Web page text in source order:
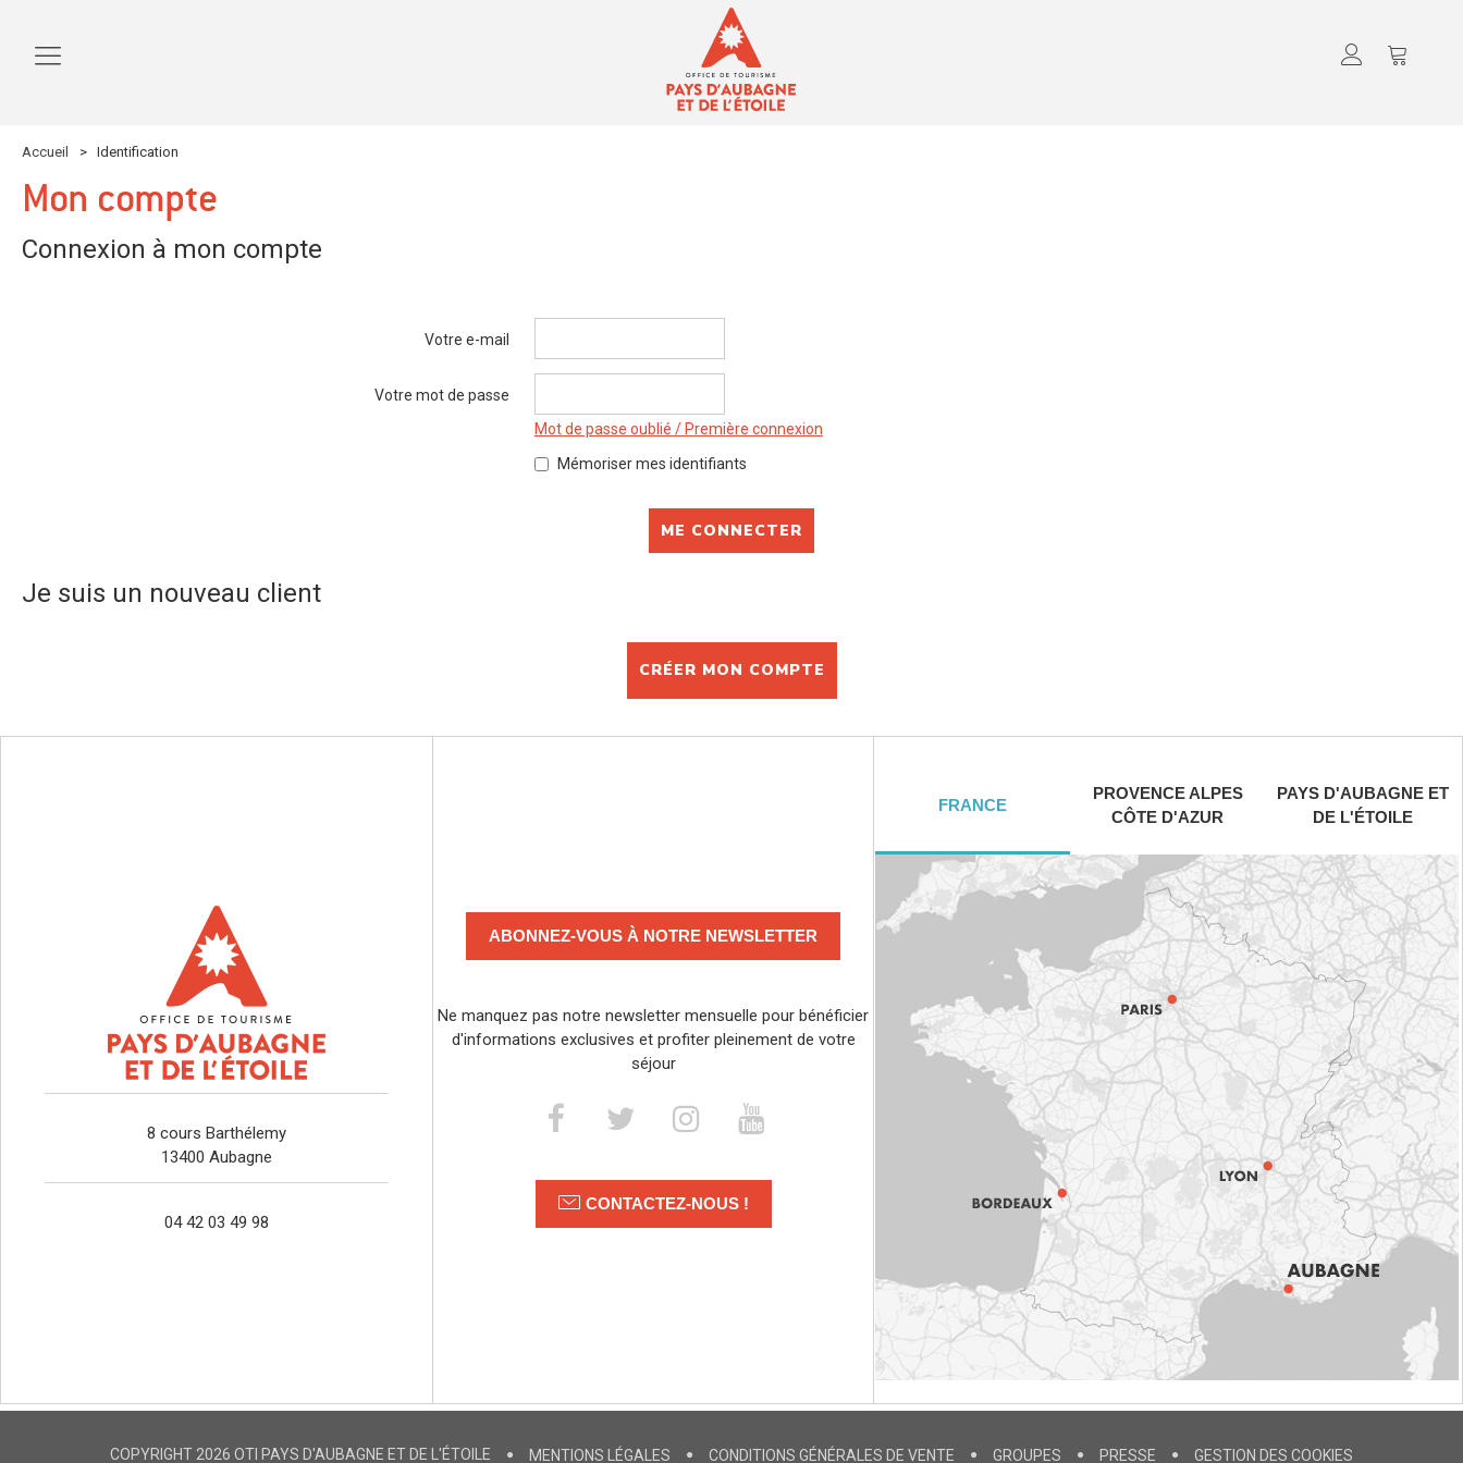
Accueil > Identification
Mon compte
Connexion à mon compte
Votre e-mail
Votre mot de passe
Mot de passe oublié / Première connexion
Mémoriser mes identifiants
Je suis un nouveau client
CRÉER MON COMPTE
8 cours Barthélemy
13400 Aubagne
04 42 03 49 98
ABONNEZ-VOUS À NOTRE NEWSLETTER
Ne manquez pas notre newsletter mensuelle pour bénéficier
d'informations exclusives et profiter pleinement de votre
séjour
CONTACTEZ-NOUS !
FRANCE
PROVENCE ALPES
CÔTE D'AZUR
PAYS D'AUBAGNE ET
DE L'ÉTOILE
COPYRIGHT 2026 OTI PAYS D'AUBAGNE ET DE L'ÉTOILE MENTIONS LÉGALES CONDITIONS GÉNÉRALES DE VENTE GROUPES PRESSE GESTION DES COOKIES